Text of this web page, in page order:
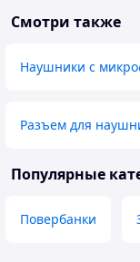
Смотри также
Наушники с
Разъем для
Популярные
Повербанки